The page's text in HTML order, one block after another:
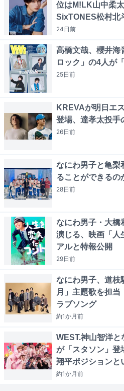
位はM!LK山中柔
SixTONES松村北
24日前
高橋文哉、櫻井海
ロック」の4人が
25日前
KREVAが明日エ
登場、達孝太投手
26日前
なにわ男子と亀梨
ることができるの
28日前
なにわ男子・大橋
演じる、映画「人
アルと特報公開
29日前
なにわ男子、道枝
月」主題歌を担当
ラブソング
約1か月前
WEST.神山智洋
が「スタソン」登
翔平ポジションと
約1か月前